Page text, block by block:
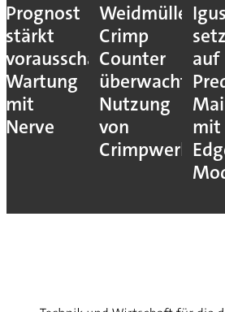
Prognost
stärkt
vorausschauende
Wartung
mit
Nerve
Weidmüller:
Crimp
Counter
überwacht
Nutzung
von
Igus
auf
mit